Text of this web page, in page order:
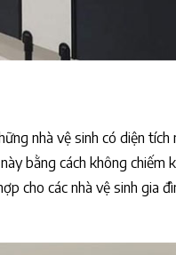
nhà vệ sinh có diện tích
bằng cách không chiếm
cho các nhà vệ sinh gia